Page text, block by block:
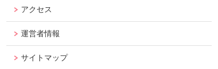
アクセス
運営者情報
サイトマップ